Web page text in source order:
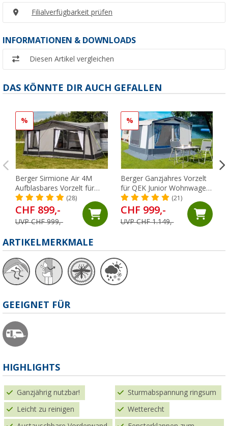
Filialverfügbarkeit prüfen
INFORMATIONEN & DOWNLOADS
Diesen Artikel vergleichen
DAS KÖNNTE DIR AUCH GEFALLEN
%
Berger Sirmione Air 4M
Aufblasbares Vorzelt für
Wohnwagen, Anbauhöhe
240 - 255 cm
(28)
CHF 899,-
UVP CHF 999,-
%
Berger Ganzjahres Vorzelt
für QEK Junior Wohnwagen,
Anbauhöhe 240 - 255 cm
(21)
CHF 999,-
UVP CHF 1.149,-
ARTIKELMERKMALE
GEEIGNET FÜR
HIGHLIGHTS
Ganzjährig nutzbar! Sturmabspannung ringsum
Leicht zu reinigen Wetterecht